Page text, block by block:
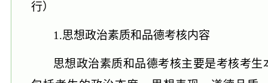
行）
1.思想政治素质和品德考核内容
思想政治素质和品德考核主要是考核考